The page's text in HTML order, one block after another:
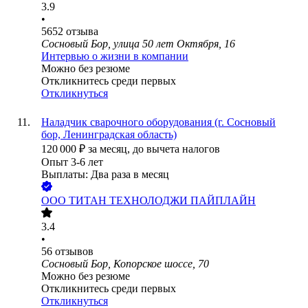
3.9
•
5652 отзыва
Сосновый Бор, улица 50 лет Октября, 16
Интервью о жизни в компании
Можно без резюме
Откликнитесь среди первых
Откликнуться
Наладчик сварочного оборудования (г. Сосновый
бор, Ленинградская область)
120 000 ₽ за месяц, до вычета налогов
Опыт 3-6 лет
Выплаты: Два раза в месяц
ООО ТИТАН ТЕХНОЛОДЖИ ПАЙПЛАЙН
3.4
•
56 отзывов
Сосновый Бор, Копорское шоссе, 70
Можно без резюме
Откликнитесь среди первых
Откликнуться